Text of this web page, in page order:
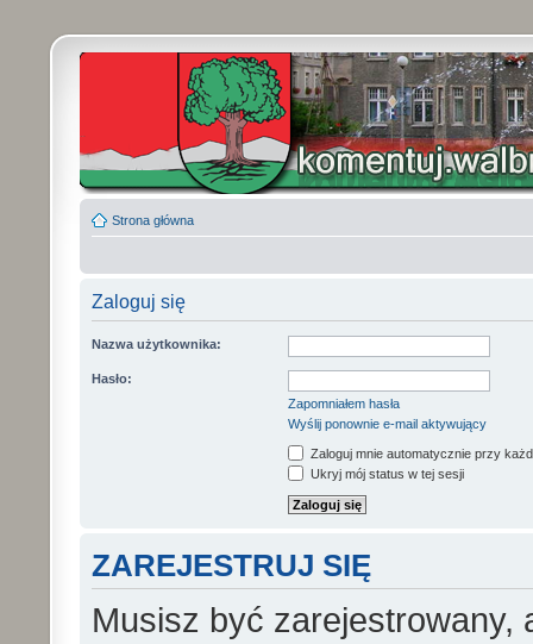
Strona główna
Zaloguj się
Nazwa użytkownika:
Hasło:
Zapomniałem hasła
Wyślij ponownie e-mail aktywujący
Zaloguj mnie automatycznie przy
Ukryj mój status w tej sesji
ZAREJESTRUJ SIĘ
Musisz być zarejestrowany,